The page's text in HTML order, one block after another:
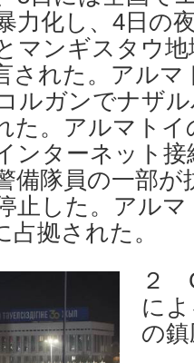
力化し、4日の
マンギスタウ
された。アルマ
ルガンでナザ
た。アルマト
ンターネット
備隊員の一部が
止した。アル
占拠された。
２
に
の